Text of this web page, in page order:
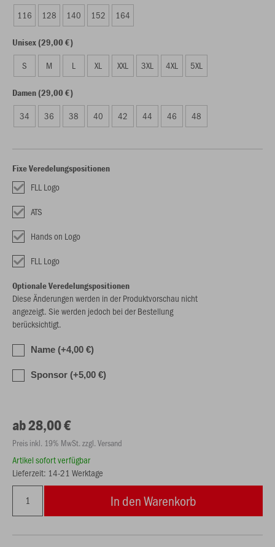
116 128 140 152 164
Unisex (29,00 €)
S M L XL XXL 3XL 4XL 5XL
Damen (29,00 €)
34 36 38 40 42 44 46 48
Fixe Veredelungspositionen
FLL Logo
ATS
Hands on Logo
FLL Logo
Optionale Veredelungspositionen
Diese Änderungen werden in der Produktvorschau nicht
angezeigt. Sie werden jedoch bei der Bestellung
berücksichtigt.
Name (+4,00 €)
Sponsor (+5,00 €)
ab 28,00 €
Preis inkl. 19% MwSt. zzgl. Versand
Artikel sofort verfügbar
Lieferzeit: 14-21 Werktage
In den Warenkorb